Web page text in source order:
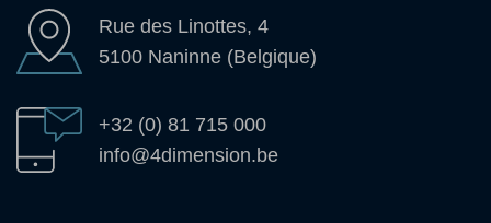
Rue des Linottes, 4
5100 Naninne (Belgique)
+32 (0) 81 715 000
info@4dimension.be